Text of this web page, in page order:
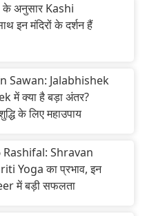
अनुसार Kashi
इन मंदिरों के दर्शन हैं
Sawan: Jalabhishek
में क्या है बड़ा अंतर?
के लिए महाउपाय
Shravan
Yoga का प्रभाव, इन
में बड़ी सफलता